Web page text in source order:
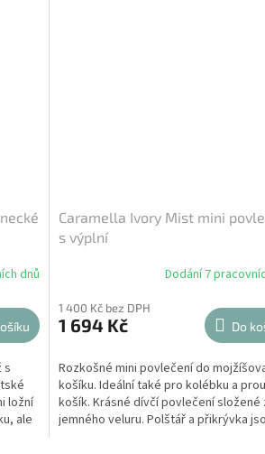
dnů
s
ložní
ale
Caramella Ivory Mist mini
s výplní
Dodání 7
1 400 Kč bez DPH
1 694 Kč Do
Rozkošné mini povlečení do
košíku. Ideální také pro kolébku a
košík. Krásné dívčí povlečení složené
jemného veluru. Polštář a přikrývka